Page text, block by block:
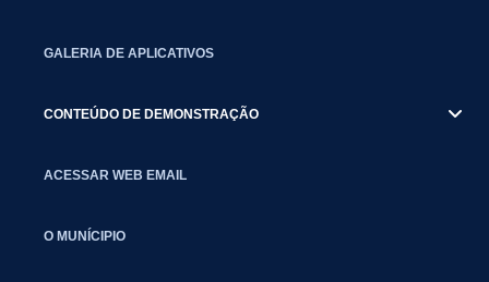
GALERIA DE APLICATIVOS
CONTEÚDO DE DEMONSTRAÇÃO
ACESSAR WEB EMAIL
O MUNÍCIPIO